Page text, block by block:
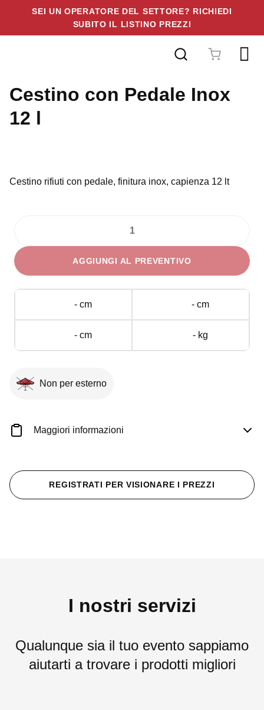
SEI UN OPERATORE DEL SETTORE? RICHIEDI
SUBITO IL LISTINO PREZZI
Cestino con Pedale Inox
12 l
Cestino rifiuti con pedale, finitura inox, capienza 12 lt
Cestino
Pedale
quantità
AGGIUNGI AL PREVENTIVO
- cm - cm
- cm - kg
Non per esterno
Maggiori informazioni
REGISTRATI PER VISIONARE I PREZZI
I nostri servizi
Qualunque sia il tuo evento sappiamo
aiutarti a trovare i prodotti migliori